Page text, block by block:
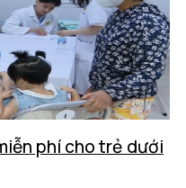
phí cho trẻ dưới